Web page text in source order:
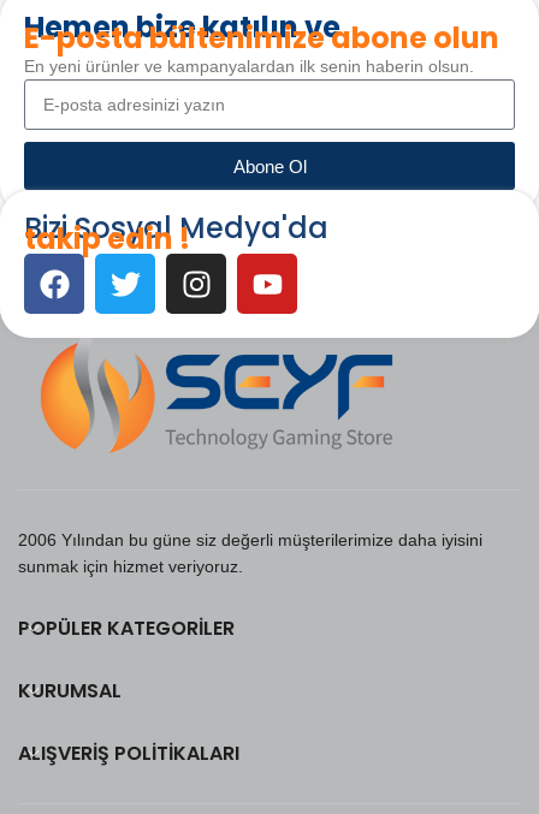
Hemen bize katılın ve
E-posta bültenimize abone olun
En yeni ürünler ve kampanyalardan ilk senin haberin olsun.
Abone Ol
Bizi Sosyal Medya'da
takip edin !
2006 Yılından bu güne siz değerli müşterilerimize daha iyisini
sunmak için hizmet veriyoruz.
POPÜLER KATEGORILER
KURUMSAL
ALIŞVERIŞ POLITIKALARI